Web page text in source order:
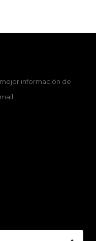
información de